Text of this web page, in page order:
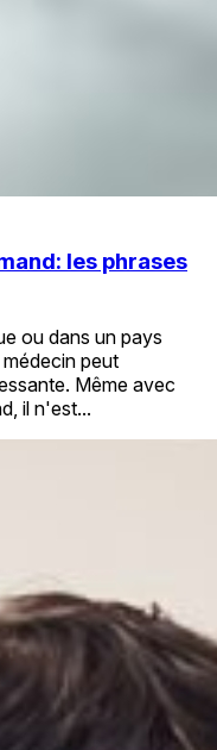
les phrases
ou dans un pays
peut
Même avec
il n'est...